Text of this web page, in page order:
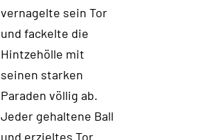
vernagelte sein Tor
und fackelte die
Hintzehölle mit
seinen starken
Paraden völlig ab.
Jeder gehaltene Ball
und erzieltes Tor